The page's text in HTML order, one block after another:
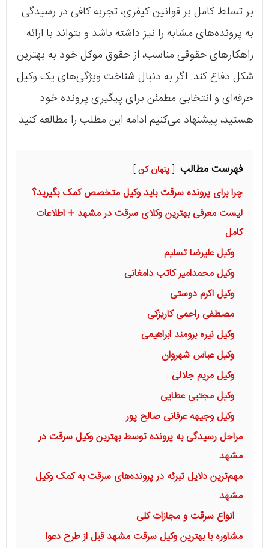
بر تسلط کامل بر قوانین کیفری، تجربه کافی در رسیدگی
به پرونده‌های مشابه را نیز داشته باشد و بتواند با ارائه
راهکارهای حقوقی مناسب، از حقوق موکل خود به بهترین
شکل دفاع کند. اگر به دنبال شناخت ویژگی‌های یک وکیل
حرفه‌ای و انتخابی مطمئن برای پیگیری پرونده خود
هستید، پیشنهاد می‌کنیم ادامه این مطلب را مطالعه کنید.
فهرست مطالب پنهان کن
چرا برای پرونده سرقت باید وکیل متخصص کمک بگیرید؟
لیست معرفی بهترین وکلای سرقت در مشهد + اطلاعات
کامل
وکیل علیرضا تسلیم
وکیل محمدامیر کاتب دامغانی
وکیل اکرم دوستی
مصطفی راحمی کاریزکی
وکیل نیره برومند ابراهیمی
وکیل عباس شهروان
وکیل مریم جلالی
وکیل مجتبی عطایی
وکیل وجیهه عرفانی صالح پور
مراحل رسیدگی به پرونده توسط بهترین وکیل سرقت در
مشهد
مهم‌ترین دلایل تبرئه در پرونده‌های سرقت به کمک وکیل
مشهد
انواع سرقت و مجازات کلی
مشاوره با بهترین وکیل سرقت مشهد قبل از طرح دعوا